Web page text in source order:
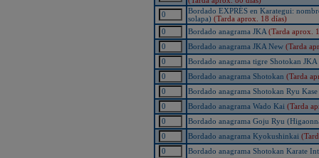
Bordado EXPRÉS en Karategui:
solapa) (Tarda aprox. 18 días)
Bordado anagrama JKA (Tarda aprox.
Bordado anagrama JKA New (Tarda
Bordado anagrama tigre Shotokan JKA
Bordado anagrama Shotokan (Tarda
Bordado anagrama Shotokan Ryu
Bordado anagrama Wado Kai (Tarda
Bordado anagrama Goju Ryu
Bordado anagrama Kyokushinkai
Bordado anagrama Shotokan Karate